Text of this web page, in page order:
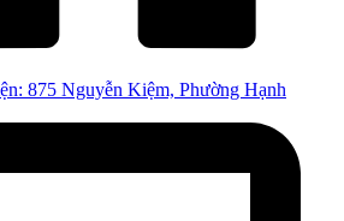
875 Nguyễn Kiệm, Phường Hạnh